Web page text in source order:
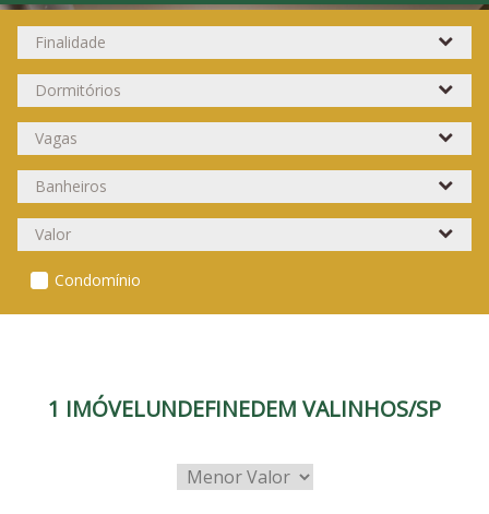
Condomínio
1 IMÓVELUNDEFINEDEM VALINHOS/SP